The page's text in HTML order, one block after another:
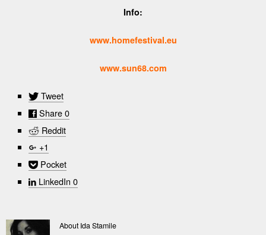
Info:
www.homefestival.eu
www.sun68.com
Tweet
Share 0
Reddit
+1
Pocket
LinkedIn 0
About Ida Stamile